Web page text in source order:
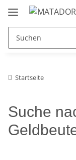
Startseite
Suche